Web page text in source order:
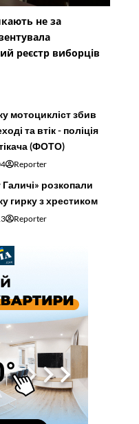
не за
реєстр виборців
мотоцикліст збив
та втік - поліція
(ФОТО)
Reporter
розкопали
гирку з хрестиком
Reporter